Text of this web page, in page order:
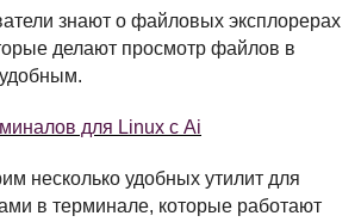
знают о файловых эксплорерах
делают просмотр файлов в
для Linux с Ai
несколько удобных утилит для
в терминале, которые работают